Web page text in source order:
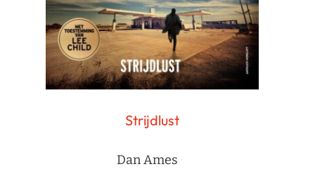
Strijdlust
Dan Ames